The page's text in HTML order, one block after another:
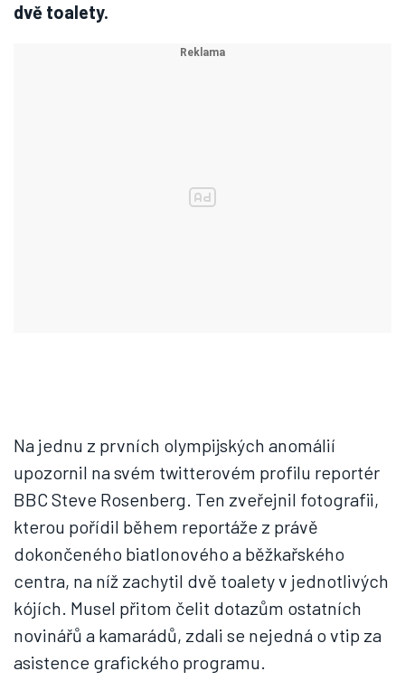
dvě toalety.
Na jednu z prvních olympijských anomálií
upozornil na svém twitterovém profilu reportér
BBC Steve Rosenberg. Ten zveřejnil fotografii,
kterou pořídil během reportáže z právě
dokončeného biatlonového a běžkařského
centra, na níž zachytil dvě toalety v jednotlivých
kójích. Musel přitom čelit dotazům ostatních
novinářů a kamarádů, zdali se nejedná o vtip za
asistence grafického programu.